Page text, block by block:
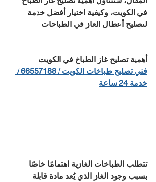
في الكويت، وكيفية اختيار أفضل خدمة
لتصليح أعطال الغاز في الطباخات
أهمية تصليح غاز الطباخ في الكويت
فني تصليح طباخات الكويت / 66557188 /
خدمة 24 ساعة
تتطلب الطباخات الغازية اهتمامًا خاصًا
بسبب وجود الغاز الذي يُعد مادة قابلة